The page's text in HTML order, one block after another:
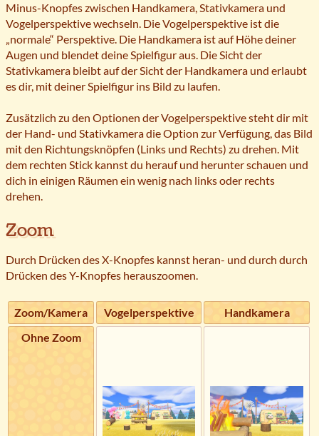
Minus-Knopfes zwischen Handkamera, Stativkamera und
Vogelperspektive wechseln. Die Vogelperspektive ist die
„normale“ Perspektive. Die Handkamera ist auf Höhe deiner
Augen und blendet deine Spielfigur aus. Die Sicht der
Stativkamera bleibt auf der Sicht der Handkamera und erlaubt
es dir, mit deiner Spielfigur ins Bild zu laufen.
Zusätzlich zu den Optionen der Vogelperspektive steht dir mit
der Hand- und Stativkamera die Option zur Verfügung, das Bild
mit den Richtungsknöpfen (Links und Rechts) zu drehen. Mit
dem rechten Stick kannst du herauf und herunter schauen und
dich in einigen Räumen ein wenig nach links oder rechts
drehen.
Zoom
Durch Drücken des X-Knopfes kannst heran- und durch durch
Drücken des Y-Knopfes herauszoomen.
Zoom/Kamera Vogelperspektive
Handkamera
Ohne Zoom